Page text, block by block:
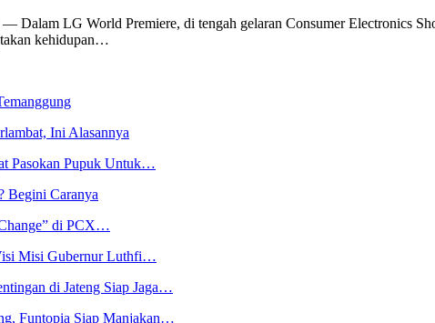
LG World Premiere, di tengah gelaran Consumer Electronics
kehidupan…
Ini Alasannya
Pasokan Pupuk Untuk…
Begini Caranya
di PCX…
Misi Gubernur Luthfi…
di Jateng Siap Jaga…
Funtopia Siap Manjakan…